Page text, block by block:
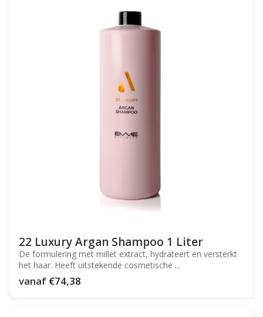
22 Luxury Argan Shampoo 1 Liter
De formulering met millet extract, hydrateert en versterkt
het haar. Heeft uitstekende cosmetische ...
vanaf €74,38